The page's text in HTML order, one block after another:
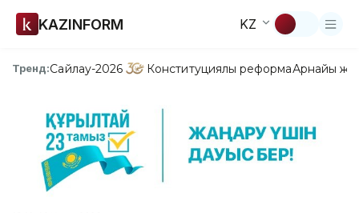
KAZINFORM KZ
Тренд:Сайлау-2026 Конституциялық реформаАрнайы